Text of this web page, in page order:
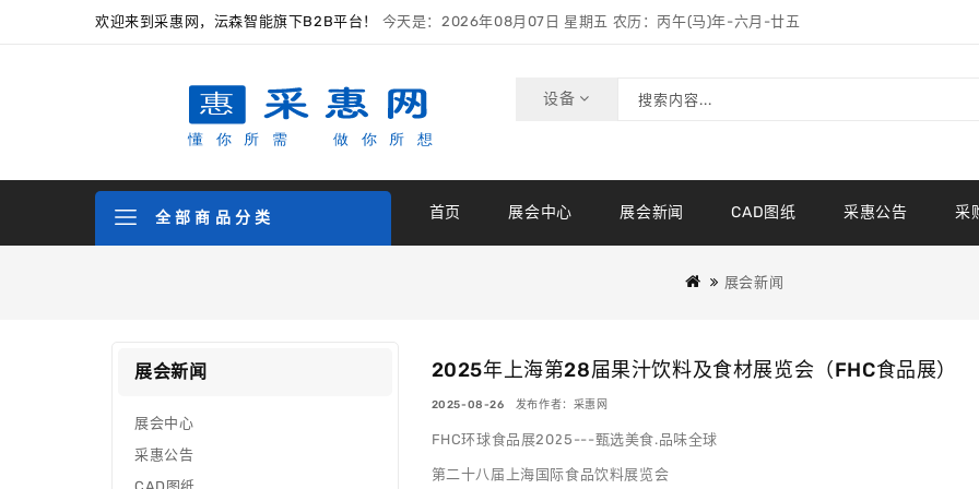
欢迎来到采惠网，沄森智能旗下B2B平台！ 今天是：2026年08月07日 星期五 农历：丙午(马)年-六月-廿五
设备
全 部 商 品 分 类 首页 展会中心 展会新闻 CAD图纸 采惠公告 采
展会新闻
展会新闻
展会中心
采惠公告
2025年上海第28届果汁饮料及食材展览会（FHC食品展）
2025-08-26 发布作者：采惠网
FHC环球食品展2025---甄选美食.品味全球
第二十八届上海国际食品饮料展览会